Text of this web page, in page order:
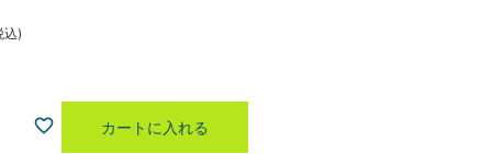
込
カートに入れる